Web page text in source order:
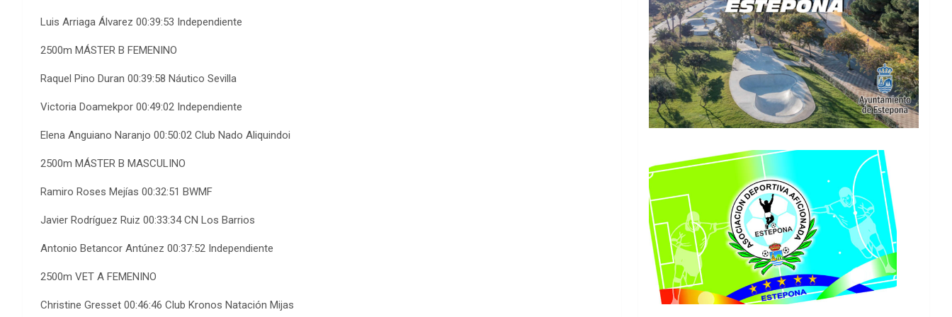
Luis Arriaga Álvarez 00:39:53 Independiente
2500m MÁSTER B FEMENINO
Raquel Pino Duran 00:39:58 Náutico Sevilla
Victoria Doamekpor 00:49:02 Independiente
Elena Anguiano Naranjo 00:50:02 Club Nado Aliquindoi
2500m MÁSTER B MASCULINO
Ramiro Roses Mejías 00:32:51 BWMF
Javier Rodríguez Ruiz 00:33:34 CN Los Barrios
Antonio Betancor Antúnez 00:37:52 Independiente
2500m VET A FEMENINO
Christine Gresset 00:46:46 Club Kronos Natación Mijas